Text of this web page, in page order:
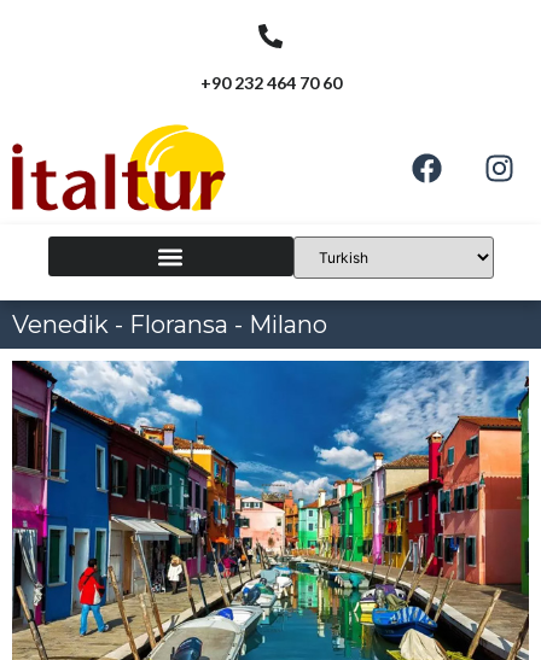
+90 232 464 70 60
Venedik - Floransa - Milano